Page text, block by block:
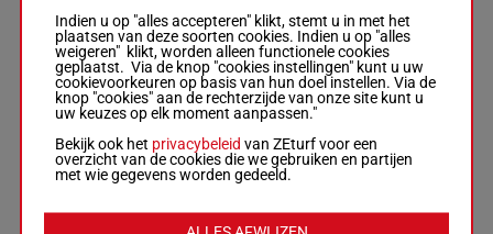
ENLADO
Salleras
Rubio Mme
Mar.- Salleras
R/11 - 2150m
1'14"6-
€ 91.371
3a 0a Da 0a
0a 4a 7a 5a
R/112150m1'14"6
€ 91.371
3a 0a Da
(24) 1a
2a 0a 4a
7a 5a 7a
Indien u op "alles accepteren" klikt, stemt u in met het
plaatsen van deze soorten cookies. Indien u op "alles
weigeren" klikt, worden alleen functionele cookies
geplaatst. Via de knop "cookies instellingen" kunt u uw
cookievoorkeuren op basis van hun doel instellen. Via de
knop "cookies" aan de rechterzijde van onze site kunt u
uw keuzes op elk moment aanpassen."
Bekijk ook het privacybeleid van ZEturf voor een
overzicht van de cookies die we gebruiken en partijen
met wie gegevens worden gedeeld.